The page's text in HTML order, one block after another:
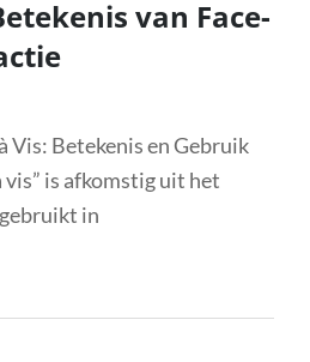
van Face-
Vis: Betekenis en Gebruik
is afkomstig uit het
in